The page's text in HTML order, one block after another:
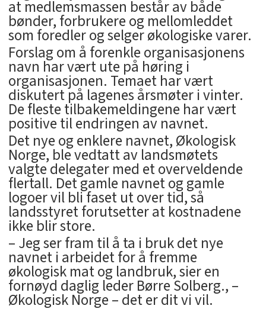
at medlemsmassen består av både
bønder, forbrukere og mellomleddet
som foredler og selger økologiske varer.
Forslag om å forenkle organisasjonens
navn har vært ute på høring i
organisasjonen. Temaet har vært
diskutert på lagenes årsmøter i vinter.
De fleste tilbakemeldingene har vært
positive til endringen av navnet.
Det nye og enklere navnet, Økologisk
Norge, ble vedtatt av landsmøtets
valgte delegater med et overveldende
flertall. Det gamle navnet og gamle
logoer vil bli faset ut over tid, så
landsstyret forutsetter at kostnadene
ikke blir store.
– Jeg ser fram til å ta i bruk det nye
navnet i arbeidet for å fremme
økologisk mat og landbruk, sier en
fornøyd daglig leder Børre Solberg., –
Økologisk Norge – det er dit vi vil.